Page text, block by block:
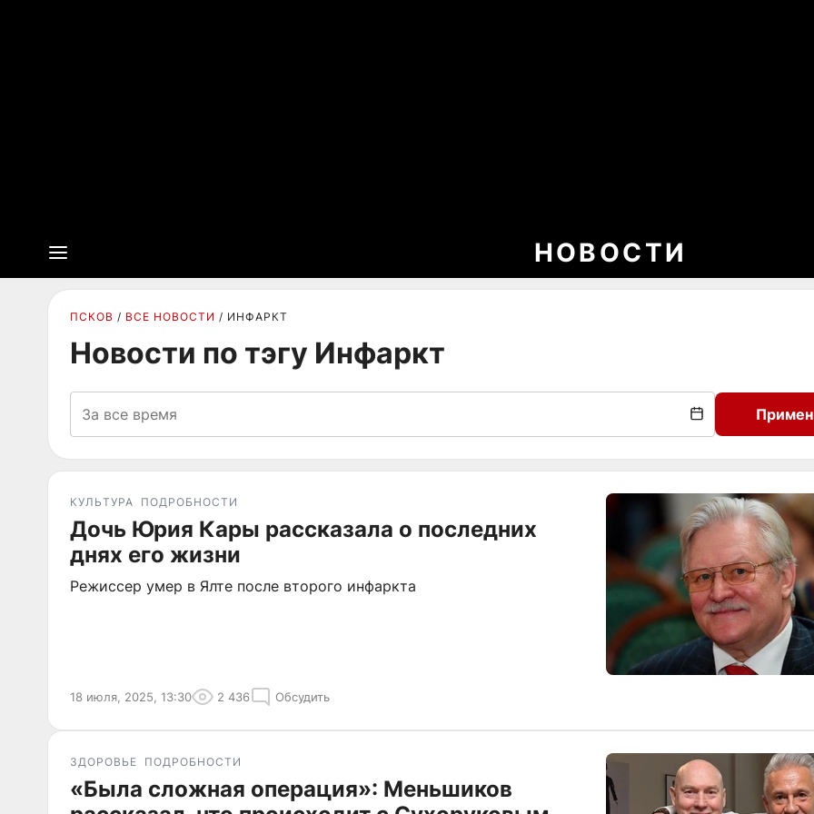
НОВОСТИ
ПСКОВ ВСЕ НОВОСТИ ИНФАРКТ
Новости по тэгу Инфаркт
КУЛЬТУРА ПОДРОБНОСТИ
Дочь Юрия Кары рассказала о последних
днях его жизни
Режиссер умер в Ялте после второго инфаркта
18 июля, 2025, 13:30 2 436 Обсудить
ЗДОРОВЬЕ ПОДРОБНОСТИ
«Была сложная операция»: Меньшиков